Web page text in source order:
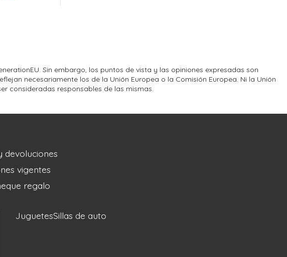
Sin embargo, los puntos de vista y las opiniones expresadas son
necesariamente los de la Unión Europea o la Comisión Europea. Ni la Unión
consideradas responsables de las mismas.
devoluciones
vigentes
regalo
JuguetesSillas de auto